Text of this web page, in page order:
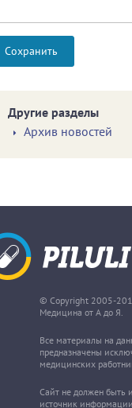
Другие разделы
Архив новостей
© Copyright 2005-
Медицина от А до Я.
Все материалы на
предназначены
медицинских
Сайт не должен быть
источник